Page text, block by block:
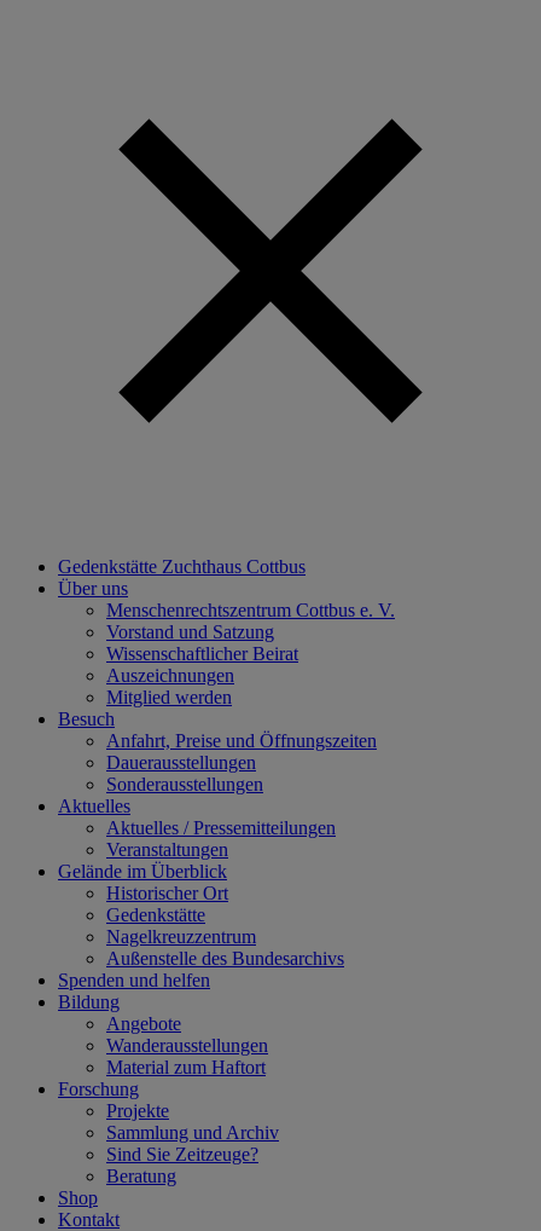
Gedenkstätte Zuchthaus Cottbus
Über uns
Menschenrechtszentrum Cottbus e. V.
Vorstand und Satzung
Wissenschaftlicher Beirat
Auszeichnungen
Mitglied werden
Besuch
Anfahrt, Preise und Öffnungszeiten
Dauerausstellungen
Sonderausstellungen
Aktuelles
Aktuelles / Pressemitteilungen
Veranstaltungen
Gelände im Überblick
Historischer Ort
Gedenkstätte
Nagelkreuzzentrum
Außenstelle des Bundesarchivs
Spenden und helfen
Bildung
Angebote
Wanderausstellungen
Material zum Haftort
Forschung
Projekte
Sammlung und Archiv
Sind Sie Zeitzeuge?
Beratung
Shop
Kontakt